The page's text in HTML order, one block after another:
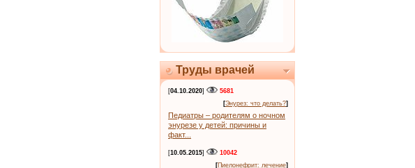
Труды врачей
[04.10.2020]
5681
[Энурез: что делать?]
Педиатры – родителям о ночном
энурезе у детей: причины и
факт...
[10.05.2015]
10042
[Пиелонефрит: лечение]